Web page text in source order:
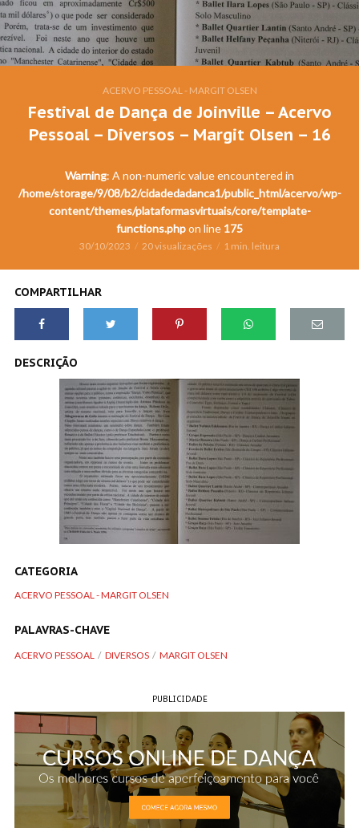
ACERVO PESSOAL - MARGIT OLSEN
Festival de Dança de Joinville – Acervo
Pessoal – Diversos – Margit Olsen – 16
Warning: A non-numeric value encountered in
/home/storage/9/08/b2/cidadedadanca1/public_html/acervo/wp-
content/themes/plataformasvirtuais/core/template-
functions.phpon line 175
30/10/2023 20 visualizações 1 min. leitura
COMPARTILHAR
DESCRIÇÃO
CATEGORIA
ACERVO PESSOAL - MARGIT OLSEN
PALAVRAS-CHAVE
ACERVO PESSOAL DIVERSOS MARGIT OLSEN
PUBLICIDADE